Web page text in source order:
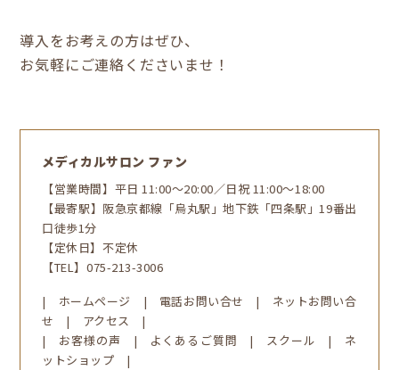
導入をお考えの方はぜひ、
お気軽にご連絡くださいませ！
メディカルサロン ファン
【営業時間】平日 11:00～20:00／日祝 11:00～18:00
【最寄駅】阪急京都線「烏丸駅」地下鉄「四条駅」19番出
口徒歩1分
【定休日】不定休
【TEL】075-213-3006
| ホームページ | 電話お問い合せ | ネットお問い合
せ
| アクセス |
| お客様の声 | よくあるご質問 | スクール | ネ
ットショップ |